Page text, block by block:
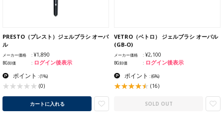
PRESTO（プレスト）ジェルブラシ オーバ
ル
メーカー価格 ¥1,890
BG卸価 ログイン後表示
ポイント :(1%)
(0)
カートに入れる
VETRO（ベトロ） ジェルブラシ オーバル
(GB-O)
メーカー価格 ¥2,100
BG卸価 ログイン後表示
ポイント :(6%)
(16)
SOLD OUT